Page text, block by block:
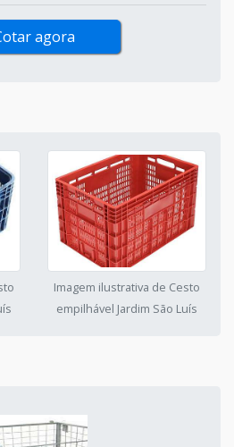
agora
Imagem ilustrativa de Cesto
empilhável Jardim São Luís